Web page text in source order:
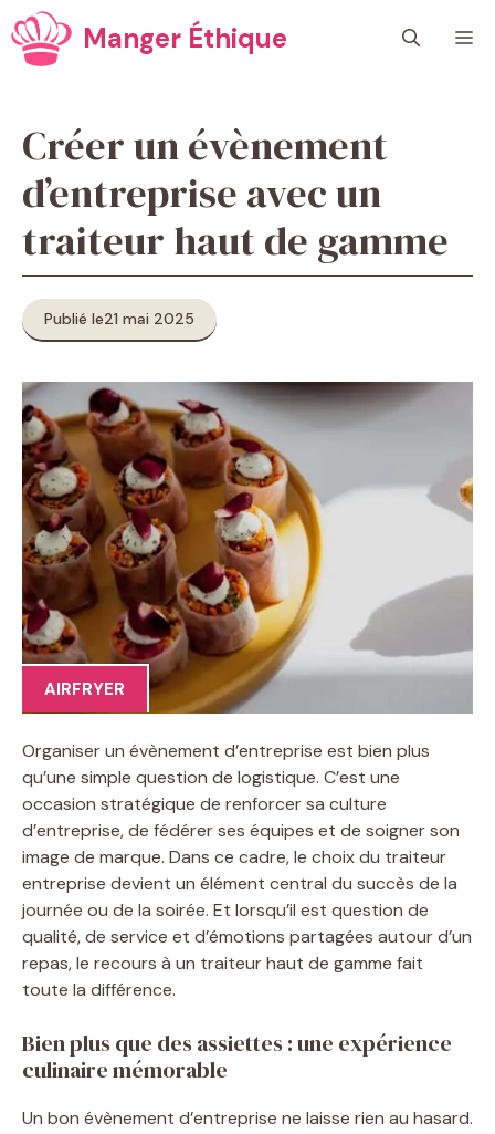
Aller
au
contenu
Manger Éthique
Créer un évènement
d’entreprise avec un
traiteur haut de gamme
Publié le21 mai 2025
AIRFRYER
Organiser un évènement d’entreprise est bien plus
qu’une simple question de logistique. C’est une
occasion stratégique de renforcer sa culture
d’entreprise, de fédérer ses équipes et de soigner son
image de marque. Dans ce cadre, le choix du traiteur
entreprise devient un élément central du succès de la
journée ou de la soirée. Et lorsqu’il est question de
qualité, de service et d’émotions partagées autour d’un
repas, le recours à un traiteur haut de gamme fait
toute la différence.
Bien plus que des assiettes : une expérience
culinaire mémorable
Un bon évènement d’entreprise ne laisse rien au hasard.